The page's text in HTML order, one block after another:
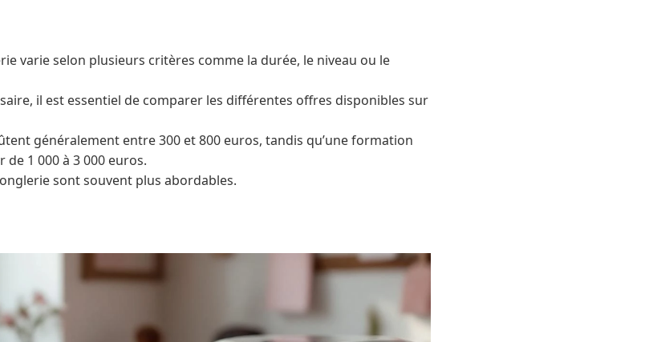
varie selon plusieurs critères comme la durée, le niveau ou le
il est essentiel de comparer les différentes offres disponibles sur
généralement entre 300 et 800 euros, tandis qu’une formation
1 000 à 3 000 euros.
sont souvent plus abordables.